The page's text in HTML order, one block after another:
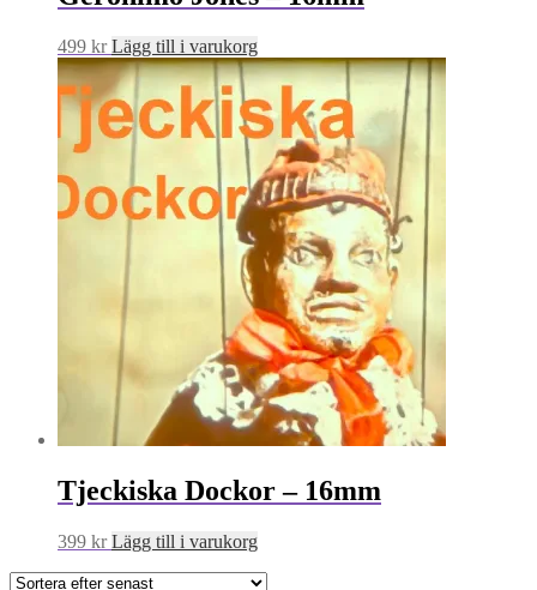
499 kr Lägg till i varukorg
Tjeckiska Dockor – 16mm
399 kr Lägg till i varukorg